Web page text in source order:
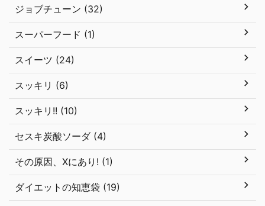
ジョブチューン (32)
スーパーフード (1)
スイーツ (24)
スッキリ (6)
スッキリ!! (10)
セスキ炭酸ソーダ (4)
その原因、Xにあり! (1)
ダイエットの知恵袋 (19)